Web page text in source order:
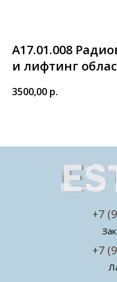
А17.01.008
и лифтинг
3500,00 р.
+7
+7